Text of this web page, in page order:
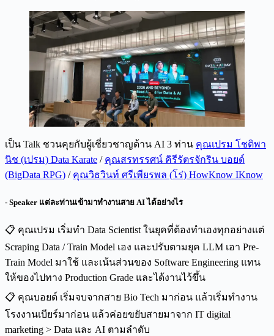
เป็น Talk ชวนคุยกับผู้เชี่ยวชาญด้าน AI 3 ท่าน คุณเปรม โชติพา
นิช (เปรม) Data Karate / คุณสรทรรศน์ คิรีรัตรจักริน บอยด์
(BigData RPG) / คุณวิธวินท์ ศรีเพียรพล (โร่) HowKnow IKnow
- Speaker แต่ละท่านเข้ามาทำงานสาย AI ได้อย่างไร
📋 คุณเปรม เริ่มทำ Data Scientist ในยุคที่ต้องทำเองทุกอย่างแต่
Scraping Data / Train Model เอง และปรับตามยุค LLM เอา Pre-
Train Model มาใช้ และเน้นส่วนของ Software Engineering แทน
ให้ของไปทาง Production Grade และได้งานไว้ขึ้น
📋 คุณบอยด์ เริ่มจบจากสาย Bio Tech มาก่อน แล้วเริ่มทำงาน
โรงงานเบียร์มาก่อน แล้วค่อยขยับสายมาจาก IT digital
marketing > Data และ AI ตามลำดับ